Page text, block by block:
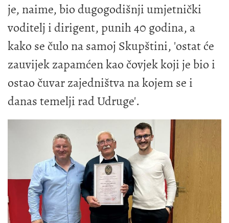
je, naime, bio dugogodišnji umjetnički
voditelj i dirigent, punih 40 godina, a
kako se čulo na samoj Skupštini, 'ostat će
zauvijek zapamćen kao čovjek koji je bio i
ostao čuvar zajedništva na kojem se i
danas temelji rad Udruge'.